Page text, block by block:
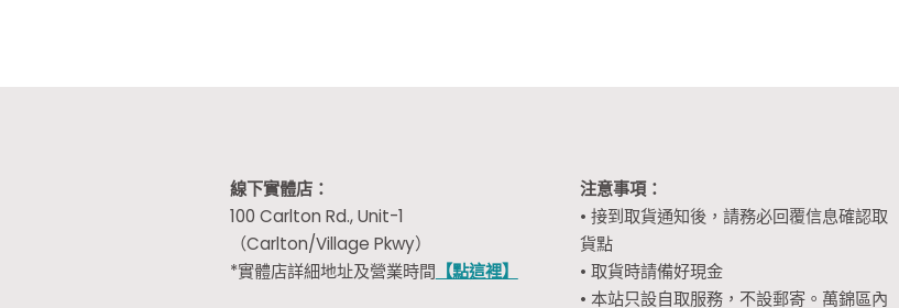
線下實體店：
100 Carlton Rd., Unit-1
（Carlton/Village Pkwy）
*實體店詳細地址及營業時間 【點這裡】
注意事項：
• 接到取貨通知後，請務必回覆信息確認取
貨點
• 取貨時請備好現金
• 本站只設自取服務，不設郵寄。萬錦區內